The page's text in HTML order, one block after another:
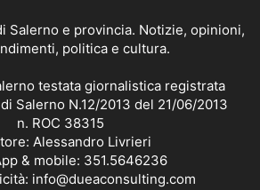
Salerno e provincia. Notizie, opinioni,
politica e cultura.
testata giornalistica registrata
Salerno N.12/2013 del 21/06/2013
n. ROC 38315
Alessandro Livrieri
& mobile: 351.5646236
info@dueaconsulting.com